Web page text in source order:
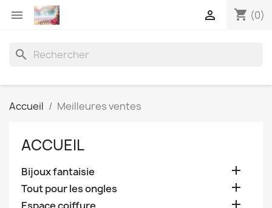
 shopping_cart (0)

search
Accueil Meilleures ventes
ACCUEIL
Bijoux fantaisie 
Tout pour les ongles 
